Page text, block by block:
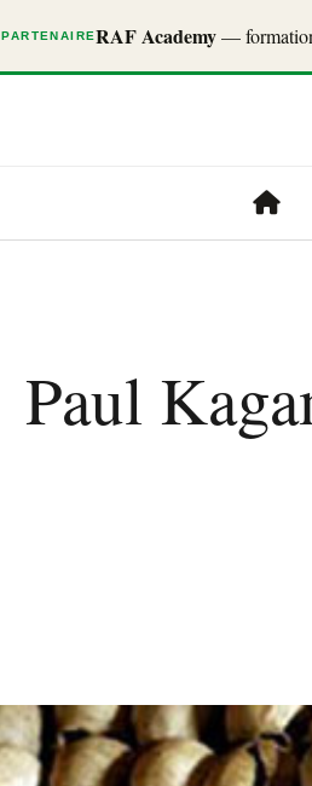
PARTENAIRERAF Academy—
Paul